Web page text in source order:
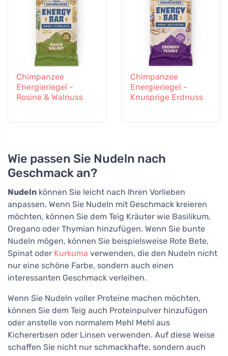
Chimpanzee
Energieriegel -
Rosine & Walnuss
Chimpanzee
Energieriegel -
Knusprige Erdnuss
Wie passen Sie Nudeln nach
Geschmack an?
Nudeln können Sie leicht nach Ihren Vorlieben
anpassen. Wenn Sie Nudeln mit Geschmack kreieren
möchten, können Sie dem Teig Kräuter wie Basilikum,
Oregano oder Thymian hinzufügen. Wenn Sie bunte
Nudeln mögen, können Sie beispielsweise Rote Bete,
Spinat oder Kurkuma verwenden, die den Nudeln nicht
nur eine schöne Farbe, sondern auch einen
interessanten Geschmack verleihen.
Wenn Sie Nudeln voller Proteine machen möchten,
können Sie dem Teig auch Proteinpulver hinzufügen
oder anstelle von normalem Mehl Mehl aus
Kichererbsen oder Linsen verwenden. Auf diese Weise
schaffen Sie nicht nur schmackhafte, sondern auch